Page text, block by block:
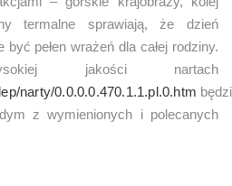
termalne sprawiają, że dzień
pełen wrażeń dla całej rodziny.
jakości nartach
narty/0.0.0.0.470.1.1.pl.0.htm
z wymienionych i polecanych